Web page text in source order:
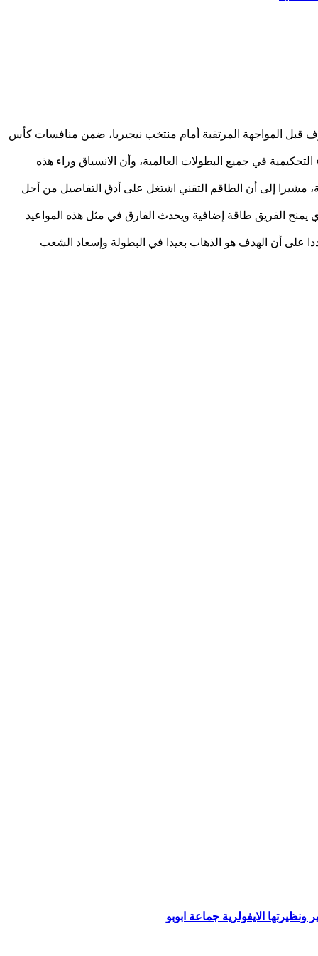
قبل المواجهة المرتقبة أمام منتخب نيجيريا، ضمن منافسات كأس
في جميع البطولات العالمية، وأن الانسياق وراء هذه
مشيرا إلى أن الطاقم التقني اشتغل على أدق التفاصيل من أجل
يمنح الفريق طاقة إضافية ويحدث الفارق في مثل هذه المواعيد
على أن الهدف هو الذهاب بعيدا في البطولة وإسعاد الشعب